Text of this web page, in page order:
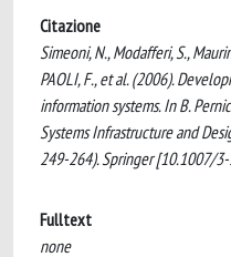
Citazione
Simeoni, N., Modafferi, S.,
PAOLI, F., et al. (2006).
information systems. In B.
Systems Infrastructure and
249-264). Springer [10.1007/
Fulltext
none